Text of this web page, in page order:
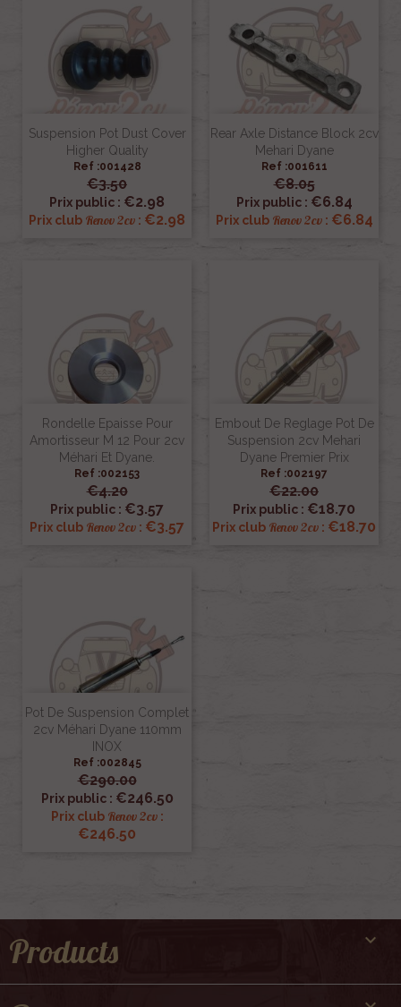
Suspension Pot Dust Cover
Higher Quality
Ref :001428
€3.50
Prix public : €2.98
Prix club Renov 2cv : €2.98
Rear Axle Distance Block 2cv
Mehari Dyane
Ref :001611
€8.05
Prix public : €6.84
Prix club Renov 2cv: €6.84
Rondelle Epaisse Pour
Amortisseur M 12 Pour 2cv
Méhari Et Dyane.
Ref :002153
€4.20
Prix public : €3.57
Prix club Renov 2cv : €3.57
Embout De Reglage Pot De
Suspension 2cv Mehari
Dyane Premier Prix
Ref :002197
€22.00
Prix public : €18.70
Prix club Renov 2cv : €18.70
Pot De Suspension Complet
2cv Méhari Dyane 110mm
INOX
Ref :002845
€290.00
Prix public : €246.50
Prix club Renov 2cv:
€246.50
Products 